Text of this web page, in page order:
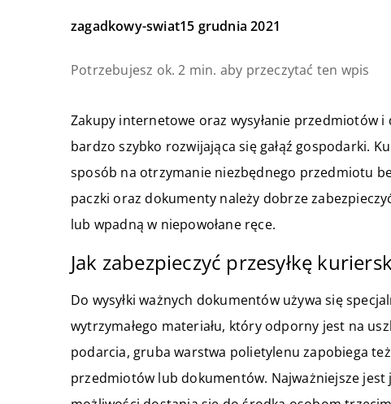
zagadkowy-swiat15 grudnia 2021
Potrzebujesz ok. 2 min. aby przeczytać ten wpis
Zakupy internetowe oraz wysyłanie przedmiotów
bardzo szybko rozwijająca się gałąź gospodarki.
sposób na otrzymanie niezbędnego przedmiotu
paczki oraz dokumenty należy dobrze
lub wpadną w niepowołane ręce.
Jak zabezpieczyć przesyłkę
Do wysyłki ważnych dokumentów używa się
wytrzymałego materiału, który odporny jest na
podarcia, gruba warstwa polietylenu zapobiega
przedmiotów lub dokumentów. Najważniejsze